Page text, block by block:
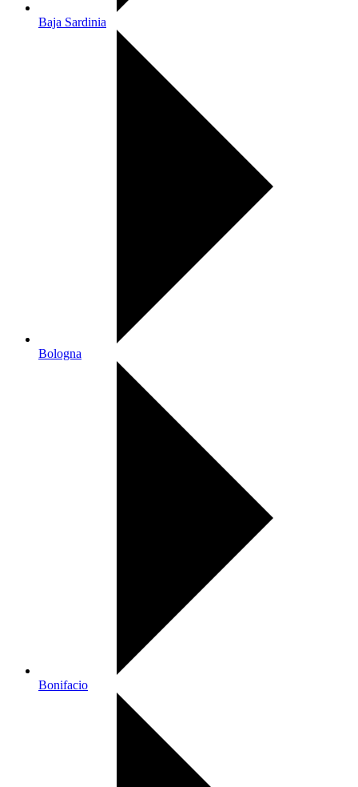
Baja Sardinia
Bologna
Bonifacio